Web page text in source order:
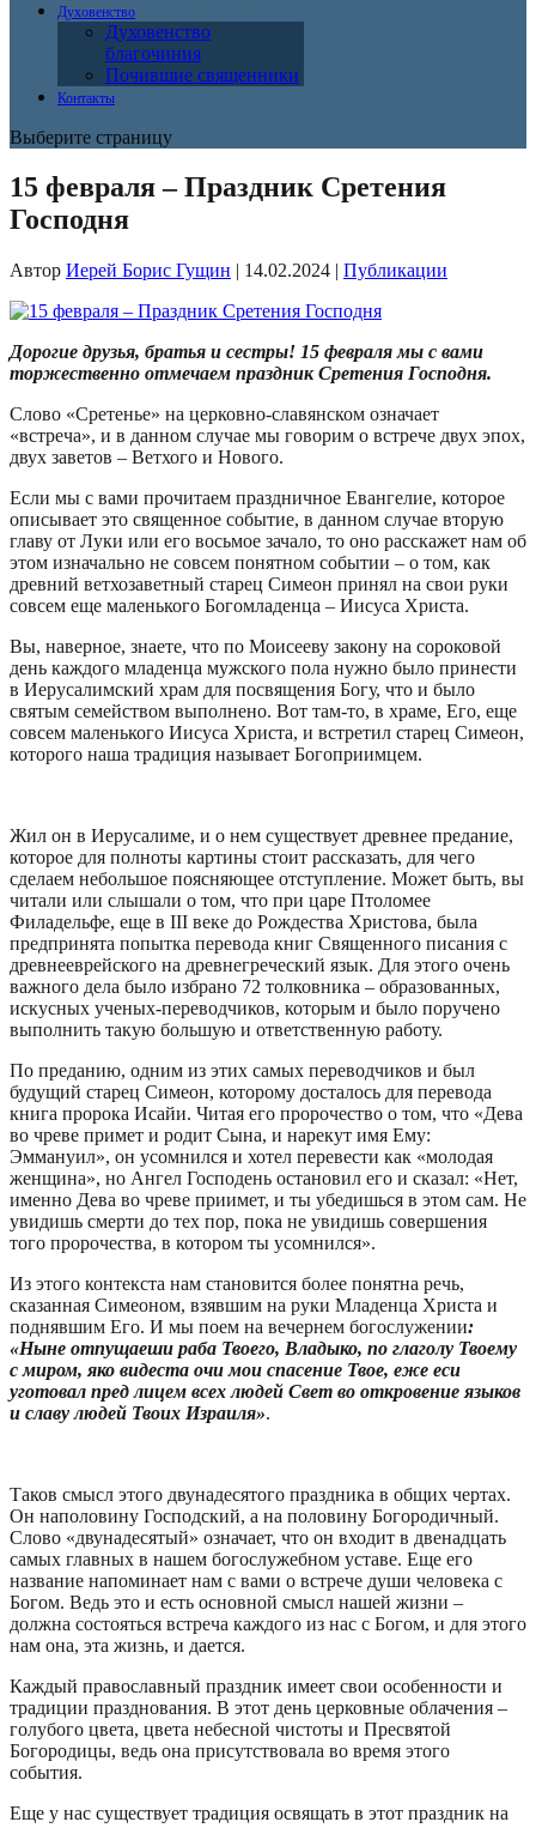
Духовенство
Духовенство
благочиния
Почившие священники
Контакты
Выберите страницу
15 февраля – Праздник Сретения
Господня
Автор Иерей Борис Гущин | 14.02.2024 | Публикации
Дорогие друзья, братья и сестры! 15 февраля мы с вами
торжественно отмечаем праздник Сретения Господня.
Слово «Сретенье» на церковно-славянском означает
«встреча», и в данном случае мы говорим о встрече двух эпох,
двух заветов – Ветхого и Нового.
Если мы с вами прочитаем праздничное Евангелие, которое
описывает это священное событие, в данном случае вторую
главу от Луки или его восьмое зачало, то оно расскажет нам об
этом изначально не совсем понятном событии – о том, как
древний ветхозаветный старец Симеон принял на свои руки
совсем еще маленького Богомладенца – Иисуса Христа.
Вы, наверное, знаете, что по Моисееву закону на сороковой
день каждого младенца мужского пола нужно было принести
в Иерусалимский храм для посвящения Богу, что и было
святым семейством выполнено. Вот там-то, в храме, Его, еще
совсем маленького Иисуса Христа, и встретил старец Симеон,
которого наша традиция называет Богоприимцем.
Жил он в Иерусалиме, и о нем существует древнее предание,
которое для полноты картины стоит рассказать, для чего
сделаем небольшое поясняющее отступление. Может быть, вы
читали или слышали о том, что при царе Птоломее
Филадельфе, еще в III веке до Рождества Христова, была
предпринята попытка перевода книг Священного писания с
древнееврейского на древнегреческий язык. Для этого очень
важного дела было избрано 72 толковника – образованных,
искусных ученых-переводчиков, которым и было поручено
выполнить такую большую и ответственную работу.
По преданию, одним из этих самых переводчиков и был
будущий старец Симеон, которому досталось для перевода
книга пророка Исайи. Читая его пророчество о том, что «Дева
во чреве примет и родит Сына, и нарекут имя Ему:
Эммануил», он усомнился и хотел перевести как «молодая
женщина», но Ангел Господень остановил его и сказал: «Нет,
именно Дева во чреве приимет, и ты убедишься в этом сам. Не
увидишь смерти до тех пор, пока не увидишь совершения
того пророчества, в котором ты усомнился».
Из этого контекста нам становится более понятна речь,
сказанная Симеоном, взявшим на руки Младенца Христа и
поднявшим Его. И мы поем на вечернем богослужении:
«Нынe отпущаеши раба Твоего, Владыко, по глаголу Твоему
с миром, яко видеста очи мои спасение Твое, еже еси
уготовал пред лицем всех людей Свет во откровение языков
и славу людей Твоих Израиля».
Таков смысл этого двунадесятого праздника в общих чертах.
Он наполовину Господский, а на половину Богородичный.
Слово «двунадесятый» означает, что он входит в двенадцать
самых главных в нашем богослужебном уставе. Еще его
название напоминает нам с вами о встрече души человека с
Богом. Ведь это и есть основной смысл нашей жизни –
должна состояться встреча каждого из нас с Богом, и для этого
нам она, эта жизнь, и дается.
Каждый православный праздник имеет свои особенности и
традиции празднования. В этот день церковные облачения –
голубого цвета, цвета небесной чистоты и Пресвятой
Богородицы, ведь она присутствовала во время этого
события.
Еще у нас существует традиция освящать в этот праздник на